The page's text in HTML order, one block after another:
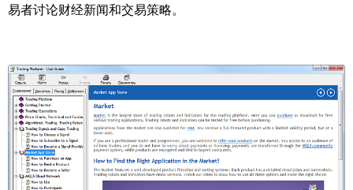
易者讨论财经新闻和交易策略。